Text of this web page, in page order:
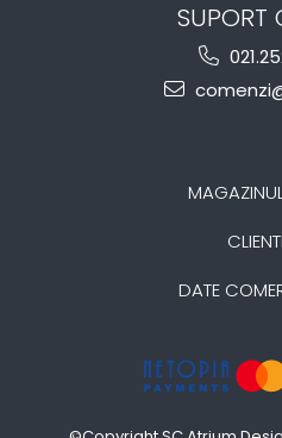
SUPORT
CLIENTI
DATE